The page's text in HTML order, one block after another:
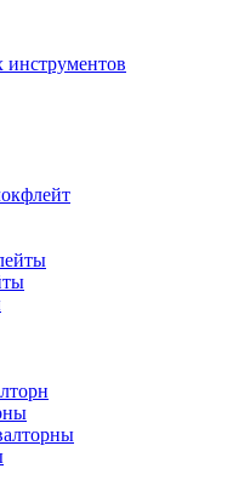
инструментов